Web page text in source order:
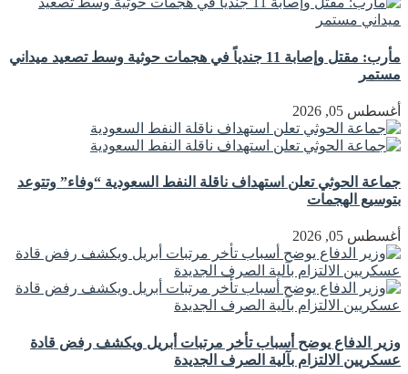
مأرب: مقتل وإصابة 11 جندياً في هجمات حوثية وسط تصعيد ميداني
مستمر
أغسطس 05, 2026
جماعة الحوثي تعلن استهداف ناقلة النفط السعودية “وفاء” وتتوعد
بتوسيع الهجمات
أغسطس 05, 2026
وزير الدفاع يوضح أسباب تأخر مرتبات أبريل ويكشف رفض قادة
عسكريين الالتزام بآلية الصرف الجديدة